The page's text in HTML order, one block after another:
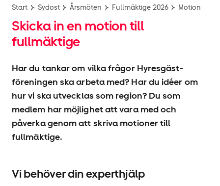
Start Sydost Årsmöten Fullmäktige 2026 Motion
Skicka in en motion till
fullmäktige
Har du tankar om vilka frågor Hyresgäst­
föreningen ska arbeta med? Har du idéer om
hur vi ska utvecklas som region? Du som
medlem har möjlighet att vara med och
påverka genom att skriva motioner till
fullmäktige.
Vi behöver din experthjälp